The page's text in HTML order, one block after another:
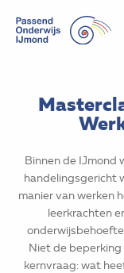
Binnen de IJmond
handelingsgericht
manier van werken
leerkrachten
Niet de
kernvraag: wat